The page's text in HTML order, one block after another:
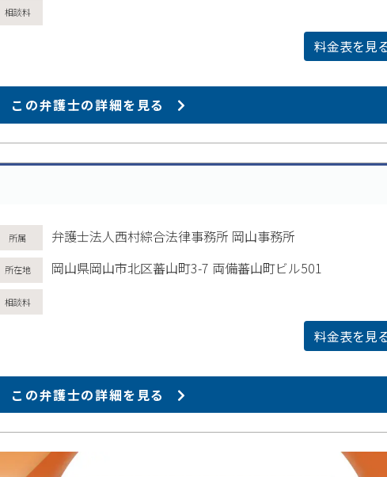
料金表を見
この弁護士の詳細を見る
弁護士法人西村綜合法律事務所 岡山事務所
岡山県岡山市北区蕃山町3-7 両備蕃山町ビル501
料金表を見
この弁護士の詳細を見る